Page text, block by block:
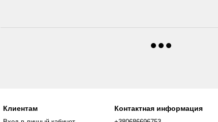
Клиентам Контактная информация